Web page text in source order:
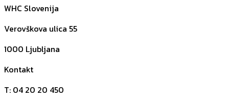
WHC Slovenija
Verovškova ulica 55
1000 Ljubljana
Kontakt
T: 04 20 20 450